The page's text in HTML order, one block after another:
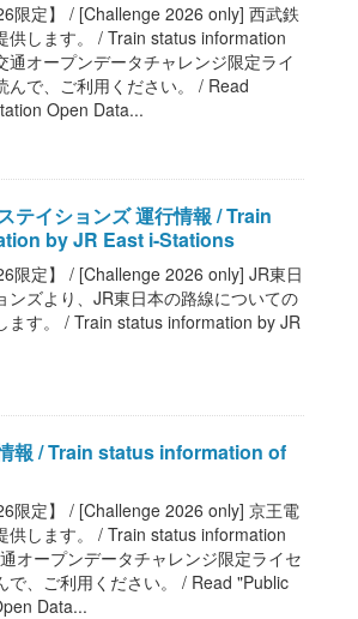
限定】 / [Challenge 2026 only] 西武鉄
供します。 / Train status information
通オープンデータチャレンジ限定ライ
んで、ご利用ください。 / Read
Open Data...
テイションズ 運行情報 / Train
by JR East i-Stations
限定】 / [Challenge 2026 only] JR東日
ンズより、JR東日本の路線についての
ます。 / Train status information by JR
報 / Train status information of
限定】 / [Challenge 2026 only] 京王電
供します。 / Train status information
オープンデータチャレンジ限定ライセ
で、ご利用ください。 / Read "Public
Data...